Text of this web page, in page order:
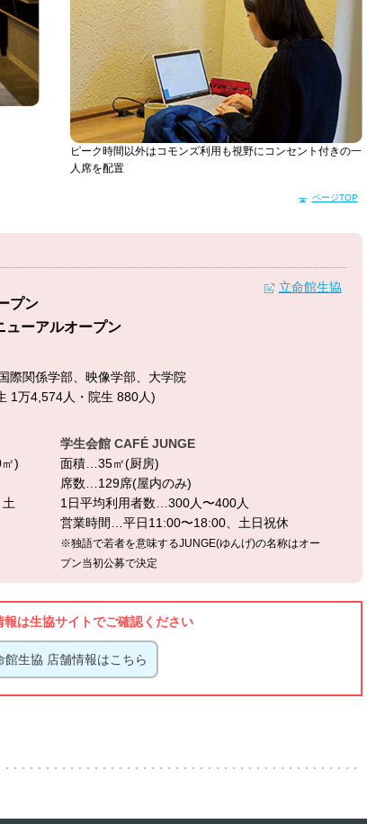
ピーク時間以外はコモンズ利用も視野にコンセント付きの一
人席を配置
ページTOP
立命館生協
プン
ューアルオープン
際関係学部、映像学部、大学院
1万4,574人・院生 880人)
)
学生会館 CAFÉ JUNGE
面積…35㎡(厨房)
席数…129席(屋内のみ)
1日平均利用者数…300人〜400人
営業時間…平日11:00〜18:00、土日祝休
※独語で若者を意味するJUNGE(ゆんげ)の名称はオー
プン当初公募で決定
は生協サイトでご確認ください
館生協 店舗情報はこちら